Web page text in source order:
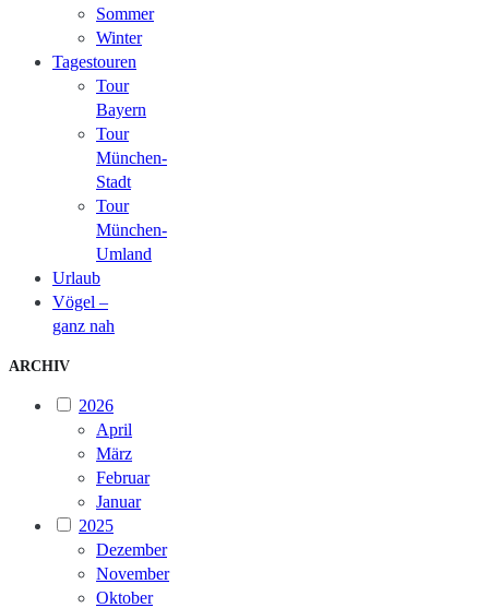
Sommer
Winter
Tagestouren
Tour
Bayern
Tour
München-
Stadt
Tour
München-
Umland
Urlaub
Vögel –
ganz nah
ARCHIV
2026
April
März
Februar
Januar
2025
Dezember
November
Oktober